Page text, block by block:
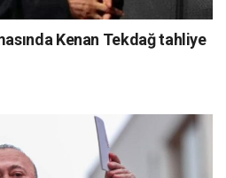
Kenan Tekdağ tahliye